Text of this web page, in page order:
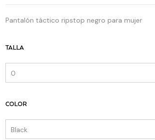
Pantalón táctico ripstop negro para mujer
TALLA
COLOR